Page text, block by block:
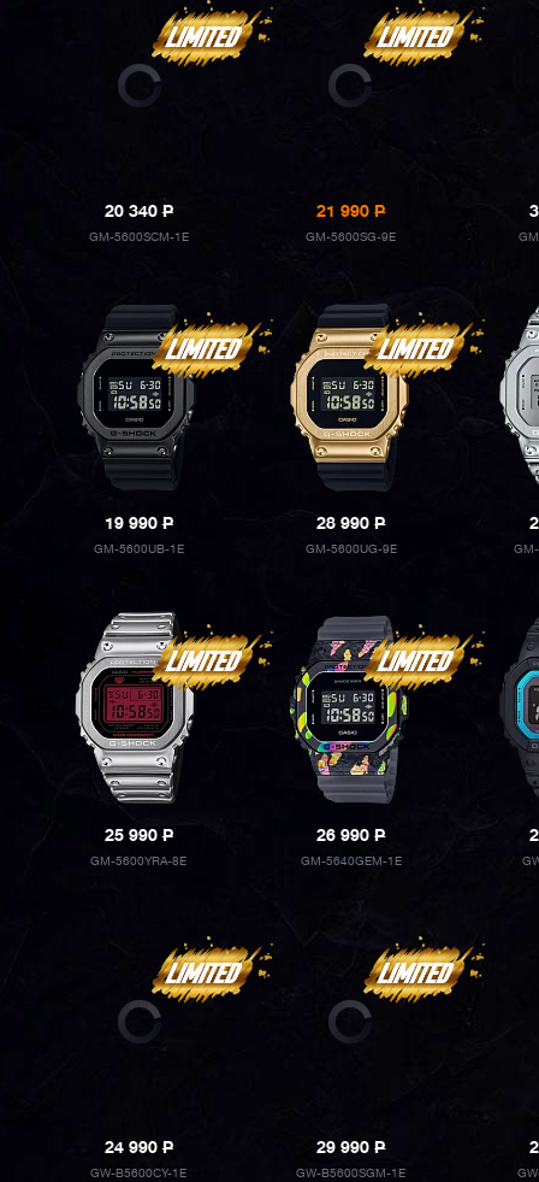
20 340P
GM-5600SCM-1E
21 990P
GM-5600SG-9E
19 990P
GM-5600UB-1E
28 990P
GM-5600UG-9E
25 990P
GM-5600YRA-8E
26 990P
GM-5640GEM-1E
24 990P
GW-B5600CY-1E
29 990P
GW-B5600SGM-1E